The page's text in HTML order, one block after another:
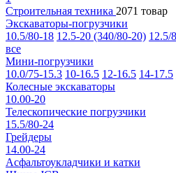
Строительная техника 2071 товар
Экскаваторы-погрузчики
10.5/80-18 12.5-20 (340/80-20) 12.5/
все
Мини-погрузчики
10.0/75-15.3 10-16.5 12-16.5 14-17.5
Колесные экскаваторы
10.00-20
Телескопические погрузчики
15.5/80-24
Грейдеры
14.00-24
Асфальтоукладчики и катки